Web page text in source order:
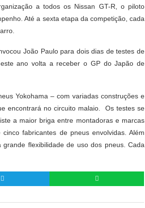
a todos os Nissan GT-R, o piloto
Até a sexta etapa da competição, cada
João Paulo para dois dias de testes de
ano volta a receber o GP do Japão de
Yokohama – com variadas construções e
encontrará no circuito malaio. Os testes se
a maior briga entre montadoras e marcas
fabricantes de pneus envolvidas. Além
flexibilidade de uso dos pneus. Cada